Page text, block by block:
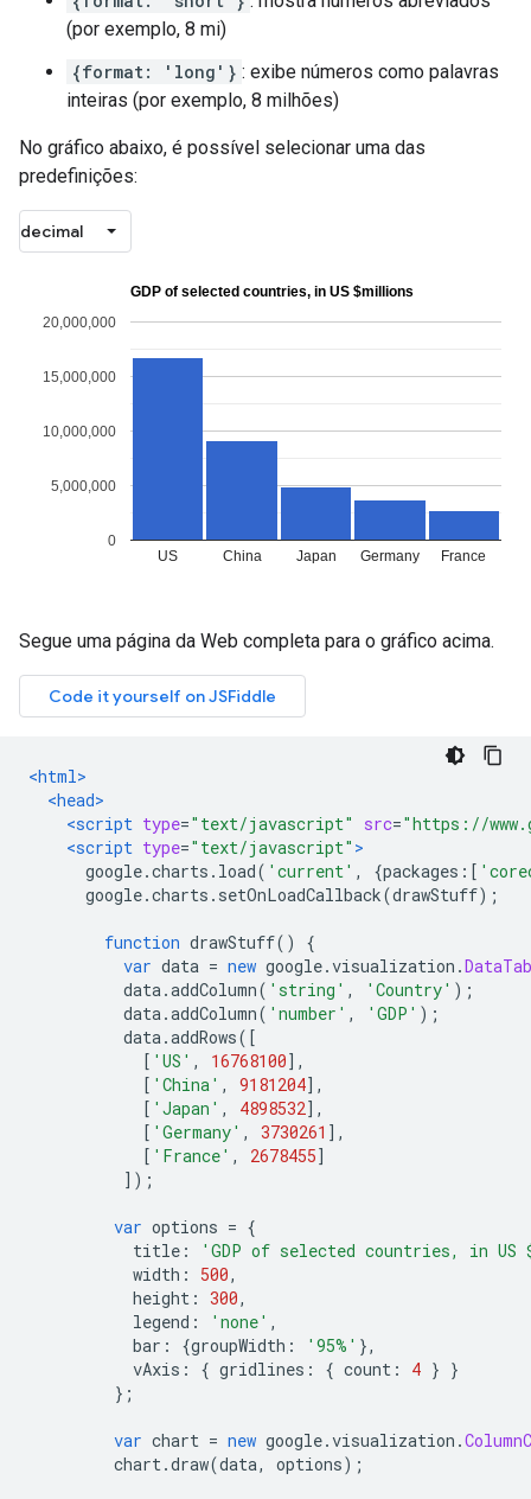
(por exemplo, 8 mi)
{format: 'long'} : exibe números como palavras
inteiras (por exemplo, 8 milhões)
No gráfico abaixo, é possível selecionar uma das
predefinições:
Segue uma página da Web completa para o gráfico acima.
<html>
<head>
<script type="text/javascript" src="https://
<script type="text/javascript" >
google.charts . load( 'current' , {packages :[
google.charts . setOnLoadCallback(drawStuff);
function drawStuff()
{
var data = new google.visualization .
data.addColumn( 'string' , 'Country' );
data.addColumn( 'number' , 'GDP' );
data.addRows([
[ 'US' , 16768100],
[ 'China' , 9181204],
[ 'Japan' , 4898532],
[ 'Germany' , 3730261 ],
[ 'France' , 2678455]
]);
var options = {
title :
'GDP of selected countries, in
width : 500,
height : 300,
legend : 'none' ,
bar : {groupWidth : '95%' },
vAxis : { gridlines : { count : 4 } }
};
var chart = new google.visualization .
chart.draw(data, options);